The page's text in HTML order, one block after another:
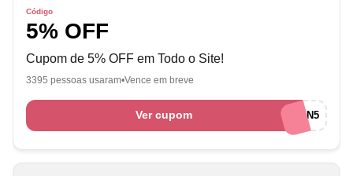
Código
5% OFF
Cupom de 5% OFF em Todo o Site!
3395 pessoas usaram Vence em breve
Ver cupom AFILIADOSRAKUTEN5